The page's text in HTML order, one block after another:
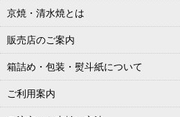
京焼・清水焼とは
販売店のご案内
箱詰め・包装・熨斗紙について
ご利用案内